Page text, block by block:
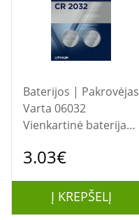
Baterijos | Pakrovėjas
Varta 06032
Vienkartinė baterija
3.03€
Į KREPŠELĮ